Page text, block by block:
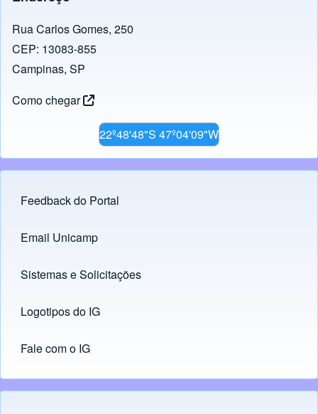
o
o
k
Rua Carlos Gomes, 250
CEP: 13083-855
Campinas, SP
Como chegar
22º48'48"S 47º04'09"W
Footer menu
Feedback do Portal
Links
Email Unicamp
(opens in new tab)
Sistemas e Solicitações
(opens in new tab)
Logotipos do IG
(opens in new tab)
Fale com o IG